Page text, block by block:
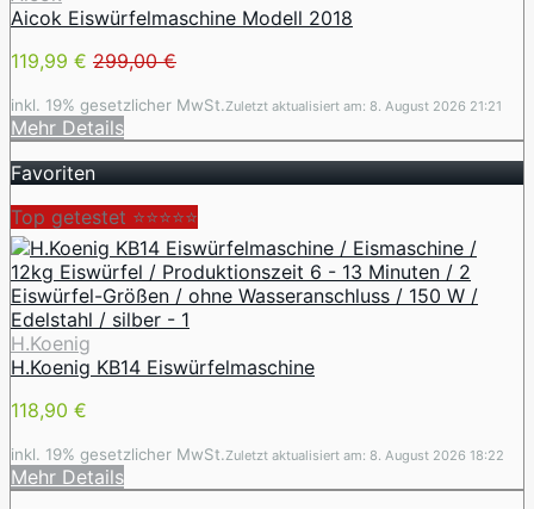
Aicok Eiswürfelmaschine Modell 2018
119,99 € 299,00 €
inkl. 19% gesetzlicher MwSt.Zuletzt aktualisiert am: 8. August 2026 21:21
Mehr Details
Favoriten
Top getestet ⭐⭐⭐⭐⭐
H.Koenig
H.Koenig KB14 Eiswürfelmaschine
118,90 €
inkl. 19% gesetzlicher MwSt.Zuletzt aktualisiert am: 8. August 2026 18:22
Mehr Details